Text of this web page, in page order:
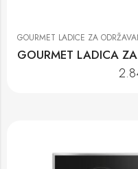
GOURMET LADICE ZA